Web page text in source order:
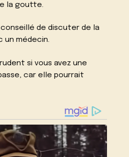
la goutte.
de discuter de la
un médecin.
si vous avez une
car elle pourrait